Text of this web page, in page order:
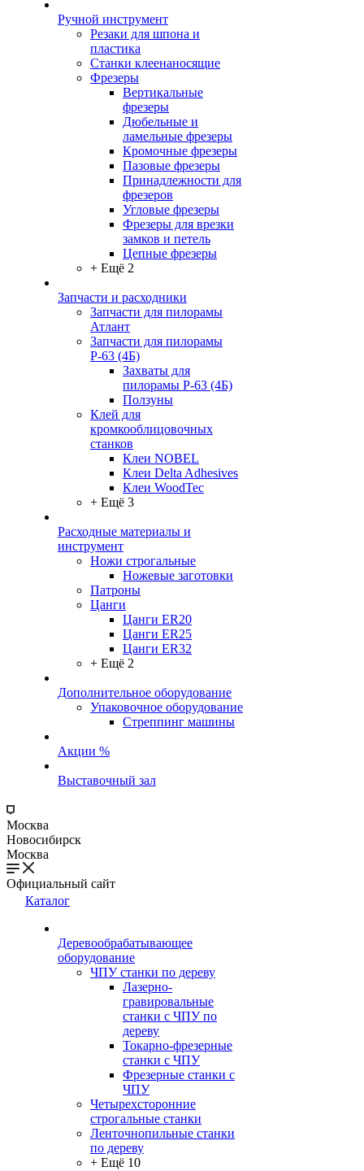
Ручной инструмент
Резаки для шпона и
пластика
Станки клеенаносящие
Фрезеры
Вертикальные
фрезеры
Дюбельные и
ламельные фрезеры
Кромочные фрезеры
Пазовые фрезеры
Принадлежности для
фрезеров
Угловые фрезеры
Фрезеры для врезки
замков и петель
Цепные фрезеры
+ Ещё 2
Запчасти и расходники
Запчасти для пилорамы
Атлант
Запчасти для пилорамы
Р-63 (4Б)
Захваты для
пилорамы Р-63 (4Б)
Ползуны
Клей для
кромкооблицовочных
станков
Клеи NOBEL
Клеи Delta Adhesives
Клеи WoodTec
+ Ещё 3
Расходные материалы и
инструмент
Ножи строгальные
Ножевые заготовки
Патроны
Цанги
Цанги ER20
Цанги ER25
Цанги ER32
+ Ещё 2
Дополнительное оборудование
Упаковочное оборудование
Стреппинг машины
Акции %
Выставочный зал
Москва
Новосибирск
Москва
Официальный сайт
Каталог
Деревообрабатывающее
оборудование
ЧПУ станки по дереву
Лазерно-
гравировальные
станки с ЧПУ по
дереву
Токарно-фрезерные
станки с ЧПУ
Фрезерные станки с
ЧПУ
Четырехсторонние
строгальные станки
Ленточнопильные станки
по дереву
+ Ещё 10